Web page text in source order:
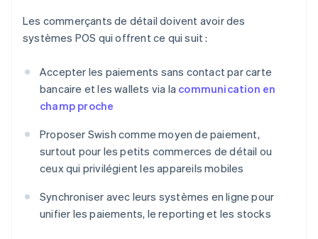
Les commerçants de détail doivent avoir des
systèmes POS qui offrent ce qui suit :
Accepter les paiements sans contact par carte
bancaire et les wallets via la communication en
champ proche
Proposer Swish comme moyen de paiement,
surtout pour les petits commerces de détail ou
ceux qui privilégient les appareils mobiles
Synchroniser avec leurs systèmes en ligne pour
unifier les paiements, le reporting et les stocks